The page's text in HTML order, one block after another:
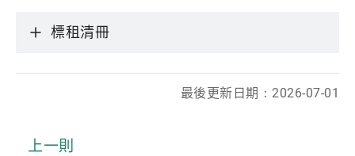
標租清冊
最後更新日期： 2026-07-01
上一則